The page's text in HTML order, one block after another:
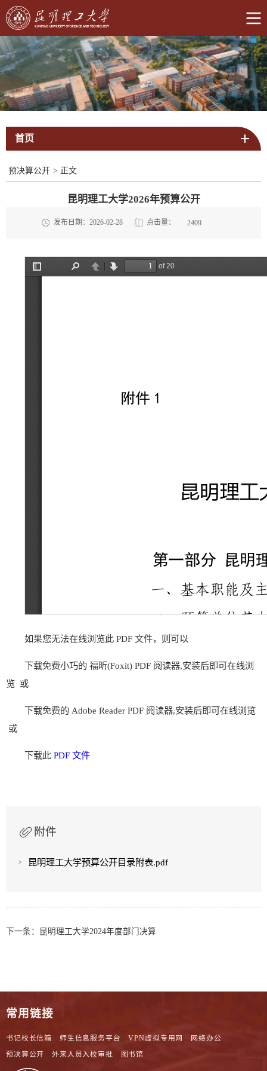
首页
预决算公开 > 正文
昆明理工大学2026年预算公开
发布日期：2026-02-28 点击量： 2409
如果您无法在线浏览此 PDF 文件，则可以
下载免费小巧的 福昕(Foxit) PDF 阅读器,安装后即可在线浏
览 或
下载免费的 Adobe Reader PDF 阅读器,安装后即可在线浏览
或
下载此 PDF 文件
附件
昆明理工大学预算公开目录附表.pdf
下一条： 昆明理工大学2024年度部门决算
常用链接
书记校长信箱 师生信息服务平台 VPN虚拟专用网
网络办公
预决算公开
外来人员入校审批 图书馆